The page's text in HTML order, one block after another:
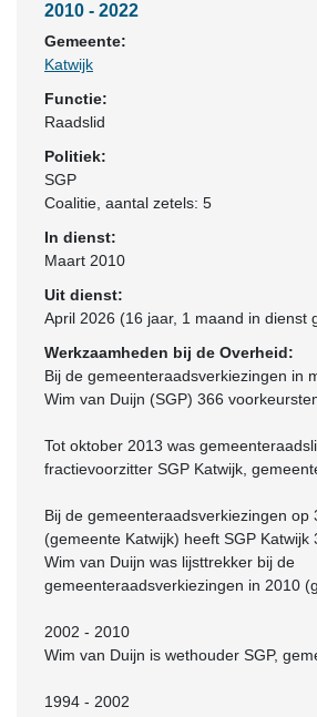
2010 - 2022
Gemeente:
Katwijk
Functie:
Raadslid
Politiek:
SGP
Coalitie , aantal zetels: 5
In dienst:
Maart 2010
Uit dienst:
April 2026 (16 jaar, 1 maand in dienst
Werkzaamheden bij de Overheid:
Bij de gemeenteraadsverkiezingen in
Wim van Duijn (SGP) 366
Tot oktober 2013 was
fractievoorzitter SGP Katwijk,
Bij de gemeenteraadsverkiezingen op
(gemeente Katwijk) heeft SGP Katwijk
Wim van Duijn was lijsttrekker bij de
gemeenteraadsverkiezingen in 2010
2002 - 2010
Wim van Duijn is wethouder SGP,
1994 - 2002